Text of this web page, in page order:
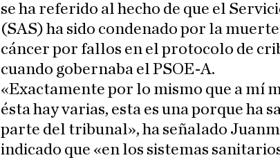
se ha referido al hecho de que el
(SAS) ha sido condenado por la
cáncer por fallos en el protocolo de
cuando gobernaba el PSOE-A.
«Exactamente por lo mismo que a mí
ésta hay varias, esta es una porque ha
parte del tribunal», ha señalado
indicado que «en los sistemas